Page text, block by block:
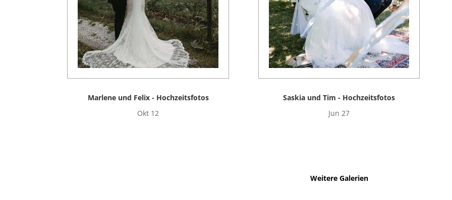
Marlene und Felix - Hochzeitsfotos
Okt 12
Saskia und Tim - Hochzeitsfotos
Jun 27
Weitere Galerien